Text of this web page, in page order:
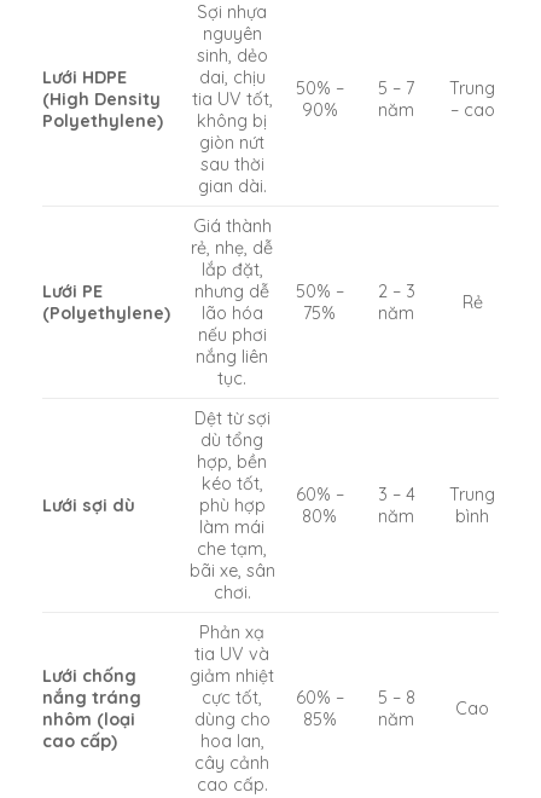
Lưới HDPE
(High Density
Polyethylene)
Sợi nhựa
nguyên
sinh, dẻo
dai, chịu
tia UV tốt,
không bị
giòn nứt
sau thời
gian dài.
50% –
90%
5 – 7
năm
Trung
– cao
Lưới PE
(Polyethylene)
Giá thành
rẻ, nhẹ, dễ
lắp đặt,
nhưng dễ
lão hóa
nếu phơi
nắng liên
tục.
50% –
75%
2 – 3
năm
Rẻ
Lưới sợi dù
Dệt từ sợi
dù tổng
hợp, bền
kéo tốt,
phù hợp
làm mái
che tạm,
bãi xe, sân
chơi.
60% –
80%
3 – 4
năm
Trung
bình
Lưới chống
nắng tráng
nhôm (loại
cao cấp)
Phản xạ
tia UV và
giảm nhiệt
cực tốt,
dùng cho
hoa lan,
cây cảnh
cao cấp.
60% –
85%
5 – 8
năm
Cao